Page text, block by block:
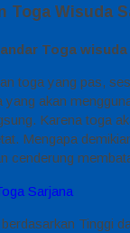
Toga Wisuda
Toga
toga yang pas,
akan
Karena toga
Mengapa
cenderung
Tinggi